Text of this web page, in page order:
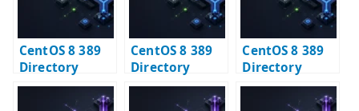
CentOS 8 389
Directory
Server – IPv4
で接続できるか
CentOS 8 389
Directory
Server – 旧セッ
トアップ方式を
CentOS 8 389
Directory
Server – 特定イ
ンスタンスを削